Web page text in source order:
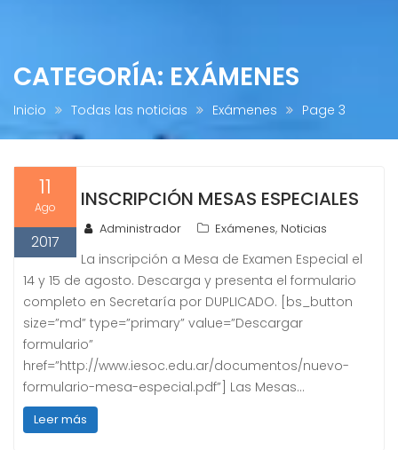
CATEGORÍA: EXÁMENES
Inicio Todas las noticias Exámenes Page 3
11
Ago
2017
INSCRIPCIÓN MESAS ESPECIALES
Administrador Exámenes, Noticias
La inscripción a Mesa de Examen Especial el
14 y 15 de agosto. Descarga y presenta el formulario
completo en Secretaría por DUPLICADO. [bs_button
size=”md” type=”primary” value=”Descargar
formulario”
href=”http://www.iesoc.edu.ar/documentos/nuevo-
formulario-mesa-especial.pdf”] Las Mesas…
Leer más